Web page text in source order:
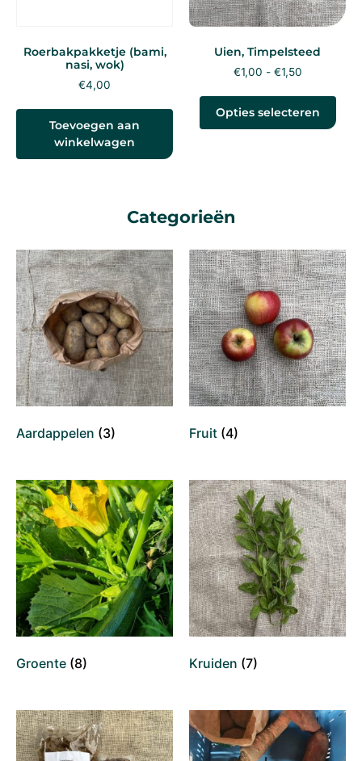
Categorieën
Aardappelen (3) Fruit (4)
Groente (8) Kruiden (7)
Roerbakpakketje (bami,
nasi, wok)
€4,00
Toevoegen aan
winkelwagen
Uien, Timpelsteed
€1,00 - €1,50
Opties selecteren